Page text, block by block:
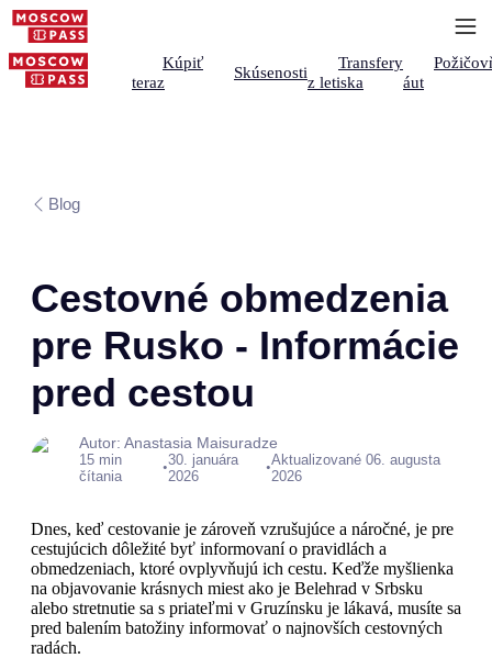
Kúpiť
teraz
Skúsenosti
Transfery
z letiska
áut
Blog
Cestovné obmedzenia
pre Rusko - Informácie
pred cestou
Autor: Anastasia Maisuradze
15 min
čítania
•30. januára
2026
•Aktualizované 06. augusta
2026
Dnes, keď cestovanie je zároveň vzrušujúce a náročné, je pre
cestujúcich dôležité byť informovaní o pravidlách a
obmedzeniach, ktoré ovplyvňujú ich cestu. Keďže myšlienka
na objavovanie krásnych miest ako je Belehrad v Srbsku
alebo stretnutie sa s priateľmi v Gruzínsku je lákavá, musíte sa
pred balením batožiny informovať o najnovších cestovných
radách.